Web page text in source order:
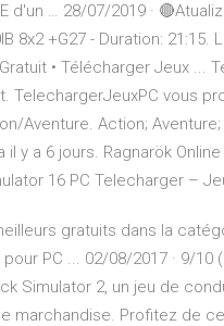
d'un … 28/07/2019 ·
8x2 +G27 - Duration:
• Télécharger Jeux ...
TelechargerJeuxPC vous
Aventure. Action; Aventure;
il y a 6 jours. Ragnarök
16 PC Telecharger –
gratuits dans la
PC ... 02/08/2017 · 9/
Simulator 2, un jeu de
marchandise. Profitez de